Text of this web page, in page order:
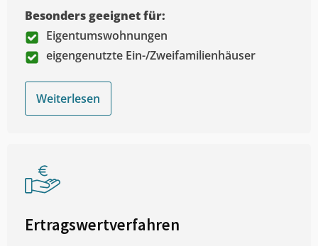
Besonders geeignet für:
Eigentumswohnungen
eigengenutzte Ein-/Zweifamilienhäuser
Weiterlesen
Ertragswertverfahren